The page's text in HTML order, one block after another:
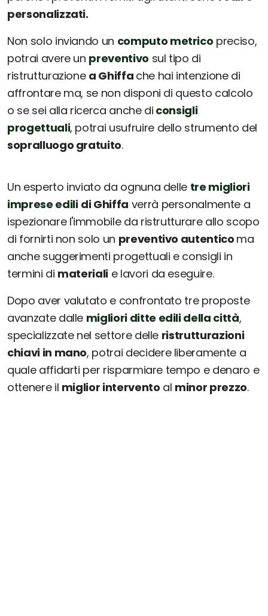
personalizzati.
Non solo inviando un computo metrico preciso,
potrai avere un preventivo sul tipo di
ristrutturazione a Ghiffa che hai intenzione di
affrontare ma, se non disponi di questo calcolo
o se sei alla ricerca anche di consigli
progettuali, potrai usufruire dello strumento del
sopralluogo gratuito.
Un esperto inviato da ognuna delle tre migliori
imprese edili di Ghiffa verrà personalmente a
ispezionare l'immobile da ristrutturare allo scopo
di fornirti non solo un preventivo autentico ma
anche suggerimenti progettuali e consigli in
termini di materiali e lavori da eseguire.
Dopo aver valutato e confrontato tre proposte
avanzate dalle migliori ditte edili della città,
specializzate nel settore delle ristrutturazioni
chiavi in mano, potrai decidere liberamente a
quale affidarti per risparmiare tempo e denaro e
ottenere il miglior intervento al minor prezzo.